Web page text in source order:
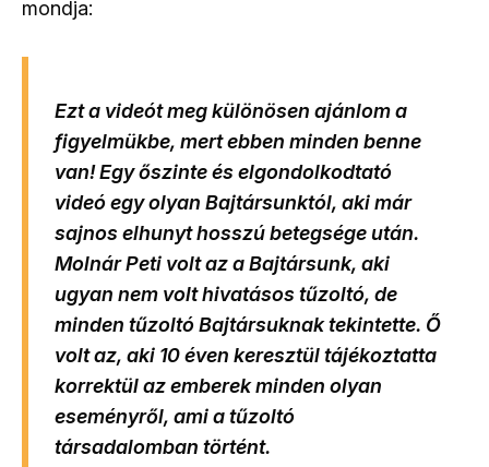
mondja:
Ezt a videót meg különösen ajánlom a
figyelmükbe, mert ebben minden benne
van! Egy őszinte és elgondolkodtató
videó egy olyan Bajtársunktól, aki már
sajnos elhunyt hosszú betegsége után.
Molnár Peti volt az a Bajtársunk, aki
ugyan nem volt hivatásos tűzoltó, de
minden tűzoltó Bajtársuknak tekintette. Ő
volt az, aki 10 éven keresztül tájékoztatta
korrektül az emberek minden olyan
eseményről, ami a tűzoltó
társadalomban történt.